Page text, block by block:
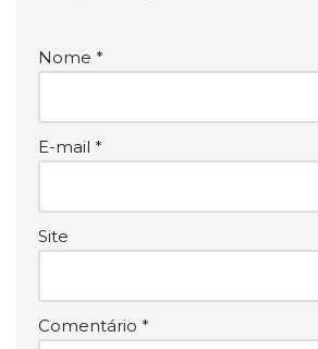
Nome *
E-mail *
Site
Comentário *